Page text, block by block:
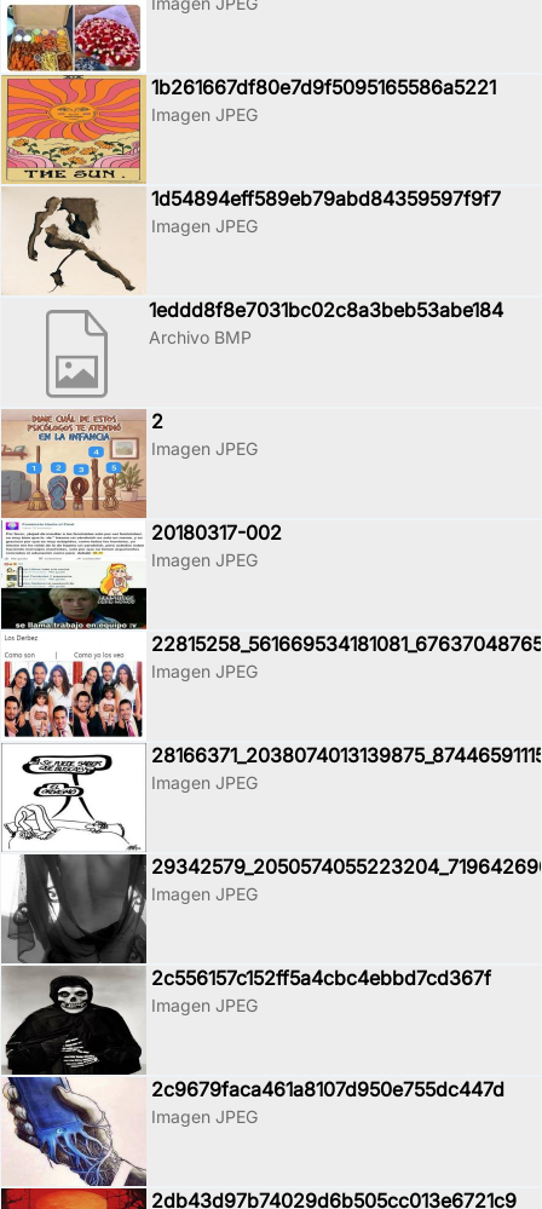
1b261667df80e7d9f5095165586a5221
Imagen JPEG
1d54894eff589eb79abd84359597f9f7
Imagen JPEG
1eddd8f8e7031bc02c8a3beb53abe184
Archivo BMP
2
Imagen JPEG
20180317-002
Imagen JPEG
Imagen JPEG
Imagen JPEG
Imagen JPEG
2c556157c152ff5a4cbc4ebbd7cd367f
Imagen JPEG
2c9679faca461a8107d950e755dc447d
Imagen JPEG
2db43d97b74029d6b505cc013e6721c9